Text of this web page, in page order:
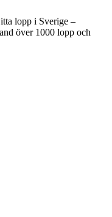
lopp i Sverige –
över 1000 lopp och